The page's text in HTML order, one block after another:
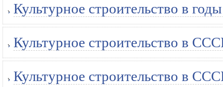
Культурное строительство в
Культурное строительство в
Культурное строительство в